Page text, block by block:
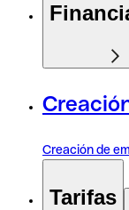
Creación de
Tarifas